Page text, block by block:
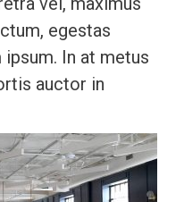
egestas
In at metus
auctor in